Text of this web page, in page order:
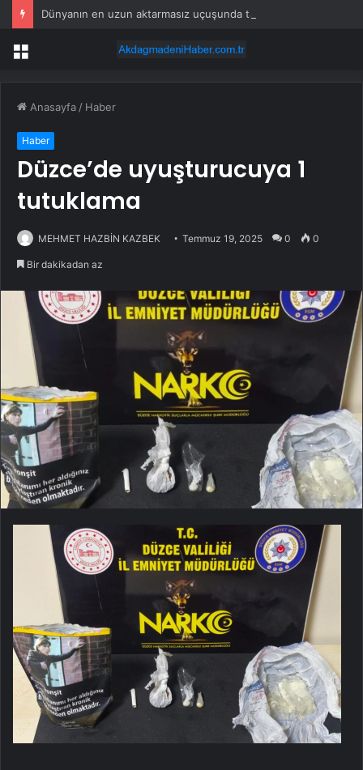
Menü
Anasayfa / Haber
Haber
Düzce’de uyuşturucuya 1
tutuklama
MEHMET HAZBİN KAZBEK Temmuz 19, 2025 0 0
Bir dakikadan az